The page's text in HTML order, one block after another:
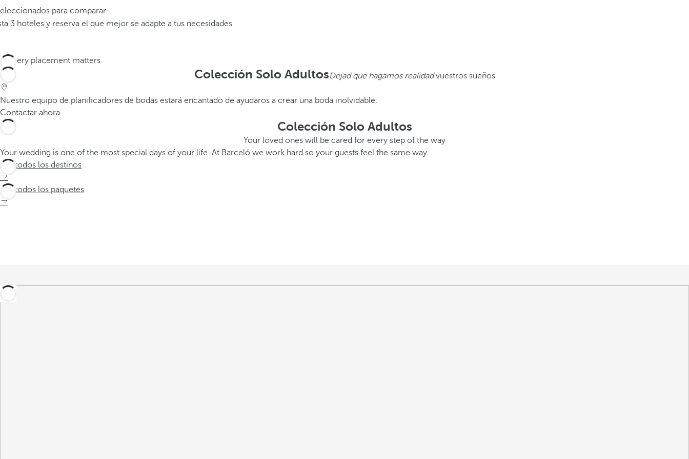
para comparar
3 hoteles y reserva el que mejor se adapte a tus necesidades
Colección Solo AdultosDejad que hagamos realidadvuestros sueños
Nuestro equipo de planificadores de bodas estará encantado de ayudaros a crear una boda inolvidable.
Contactar ahora
Colección Solo Adultos
Your loved ones will be cared for every step of the way
Your wedding is one of the most special days of your life. At Barceló we work hard so your guests feel the same way.
Ver todos los destinos
Ver todos los paquetes